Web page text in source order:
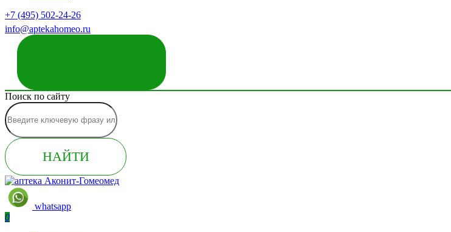
+7 (495) 502-24-26
info@aptekahomeo.ru
Поиск по сайту
НАЙТИ
whatsapp
0